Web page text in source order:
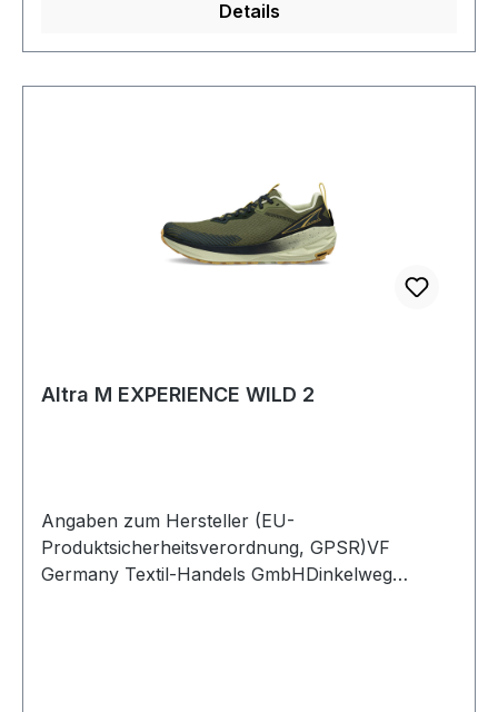
Details
Altra M EXPERIENCE WILD 2
Angaben zum Hersteller (EU-
Produktsicherheitsverordnung, GPSR)VF
Germany Textil-Handels GmbHDinkelweg